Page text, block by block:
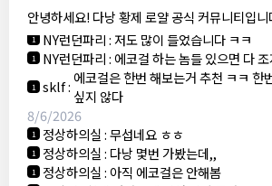
안녕하세요! 다낭 황제 로얄 공식 커뮤니티입니
1 3군:에코걸 좀 조심 하는게 좋음
1 NY런던파리:저도 많이 들었습니다 ㅋㅋ
1 NY런던파리: 에코걸 하는 놈들 있으면 다
1 sklf: 에코걸은 한번 해보는거 추천 ㅋㅋ 한
싶지 않다
8/6/2026
1 정상하의실:무섭네요 ㅎㅎ
1 정상하의실: 다낭 몇번 가봤는데,,
1 정상하의실: 아직 에코걸은 안해봄